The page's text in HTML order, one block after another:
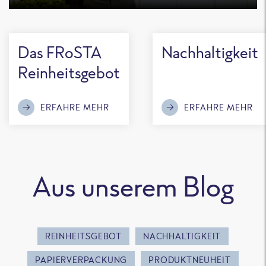
Das FRoSTA
Reinheitsgebot
ERFAHRE MEHR
Nachhaltigkeit
ERFAHRE MEHR
Aus unserem Blog
REINHEITSGEBOT NACHHALTIGKEIT
PAPIERVERPACKUNG PRODUKTNEUHEIT